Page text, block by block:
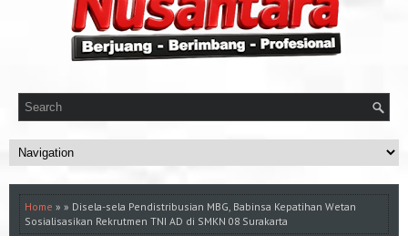
Home » » Disela-sela Pendistribusian MBG, Babinsa Kepatihan Wetan
Sosialisasikan Rekrutmen TNI AD di SMKN 08 Surakarta